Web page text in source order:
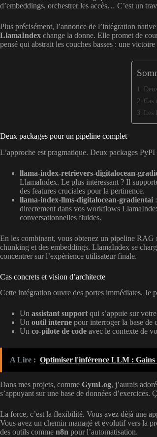
d’embeddings, orchestrer les accès… C’est un
Plus précisément, l’annonce de l’intégration
LlamaIndex change la donne. Elle promet de
pensé qui abstrait les couches basses : une
Cas
Les
Deux packages pour un pipeline complet
L’approche est pragmatique. Deux packages
llama-index-retrievers-digitalocean-
LlamaIndex. Le plus intéressant ? Il
des features cruciales pour la pertinence.
llama-index-llms-digitalocean-gradientai
directement dans vos workflows
conversationnelles fluides.
En les combinant, vous obtenez un pipeline RAG
chunking et des embeddings. LlamaIndex se
concentrer sur l’expérience utilisateur finale.
Cas concrets et vision d’architecte
Cette intégration ouvre des portes immédiates. Je
Un assistant support qui s’appuie sur
Un outil interne pour interroger la base de
Un co-pilote de code avec le contexte de
A Lire : Optimiser l'inférence LLM : Gains
Dans mes projets, comme GymLog, j’aurais
s’appuyant sur une base de données
La force, c’est la flexibilité. Vous avez déjà une
Vous avez un chemin managé et évolutif vers la
des outils comme n8n pour l’automatisation.